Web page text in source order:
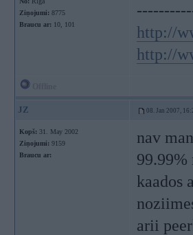
Ziņojumi: 8775
Braucu ar: 10, 101
http://
http://
JZ 08. Jan 2007,
Kopš: 31. May 2002
Ziņojumi: 9159
Braucu ar:
nav
99.99%
kaados
arii